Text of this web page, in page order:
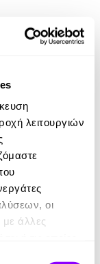
λειτουργιών
οι
με άλλες